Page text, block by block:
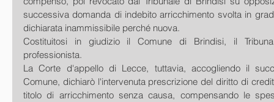
successiva domanda di indebito arricchimento svolta in
dichiarata inammissibile perché nuova.
Costituitosi in giudizio il Comune di Brindisi, il
professionista.
La Corte d'appello di Lecce, tuttavia, accogliendo il
Comune, dichiarò l'intervenuta prescrizione del diritto di
titolo di arricchimento senza causa, compensando le